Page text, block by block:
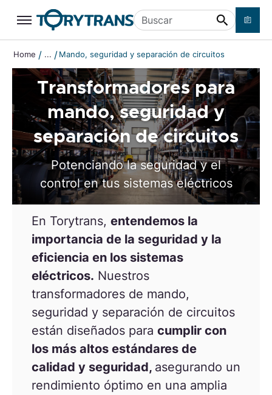
Ir a contenido principal Buscar
Home / ... /Mando, seguridad y separación de circuitos
Transformadores para
mando, seguridad y
separación de circuitos
Potenciando la seguridad y el
control en tus sistemas eléctricos
En Torytrans, entendemos la
importancia de la seguridad y la
eficiencia en los sistemas
eléctricos. Nuestros
transformadores de mando,
seguridad y separación de circuitos
están diseñados para cumplir con
los más altos estándares de
calidad y seguridad, asegurando un
rendimiento óptimo en una amplia